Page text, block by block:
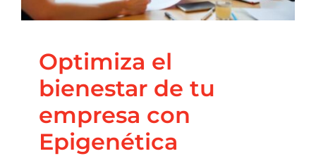
Optimiza el
bienestar de tu
empresa con
Epigenética